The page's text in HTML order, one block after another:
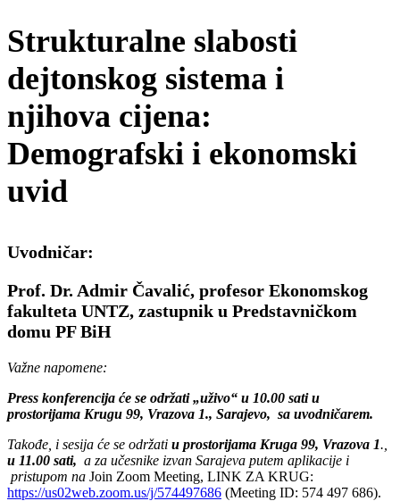
Strukturalne slabosti
dejtonskog sistema i
njihova cijena:
Demografski i ekonomski
uvid
Uvodničar:
Prof. Dr. Admir Čavalić, profesor Ekonomskog
fakulteta UNTZ, zastupnik u Predstavničkom
domu PF BiH
Važne napomene:
Press konferencija će se održati „uživo“ u 10.00 sati u
prostorijama Krugu 99, Vrazova 1., Sarajevo, sa uvodničarem.
Takođe, i sesija će se održati u prostorijama Kruga 99, Vrazova 1.,
u 11.00 sati, a za učesnike izvan Sarajeva putem aplikacije i
pristupom na Join Zoom Meeting, LINK ZA KRUG:
https://us02web.zoom.us/j/574497686 (Meeting ID: 574 497 686).